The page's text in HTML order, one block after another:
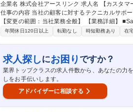
企業名 株式会社アースリンク 求人名 【カスタマーサポート】大手中心3千社以上の実績/リモート可/残業20H以下
仕事の内容 当社の顧客に対するテクニカルサポ
【変更の範囲：当社業務全般】 【業務詳細】 ■Salesforceの操作方法や技術的な問題に関する問い合わせ受付 ■S
alesforce／awelのトラブルや不具合についての
年間休日120日以上 転勤なし 時短勤務あり 在
求人探しにお困り ですか？
業界トップクラスの求人件数から、あなたの力
しをお手伝いします。
アドバイザーに相談する